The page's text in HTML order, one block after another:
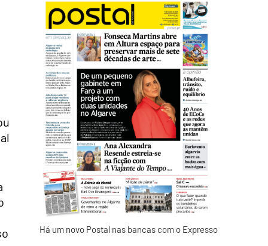
Há um novo Postal nas bancas com o Expresso